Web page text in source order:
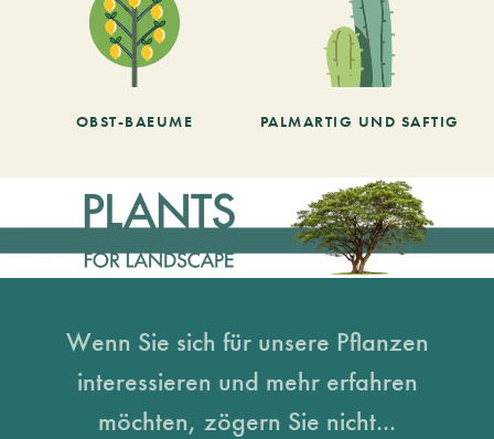
OBST-BAEUME PALMARTIG UND SAFTIG
Wenn Sie sich für unsere Pflanzen
interessieren und mehr erfahren
möchten, zögern Sie nicht...